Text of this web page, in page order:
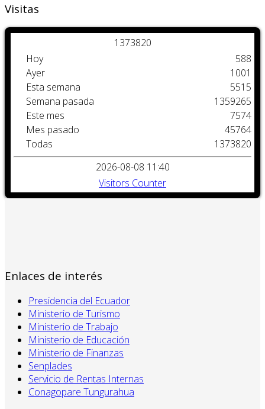
Visitas
1 373820
Hoy
Ayer
Esta semana
Semana pasada
Este mes
Mes pasado
Todas
588
1001
5515
1359265
7574
45764
1373820
2026-08-08 11:40
Visitors Counter
Enlaces de interés
Presidencia del Ecuador
Ministerio de Turismo
Ministerio de Trabajo
Ministerio de Educación
Ministerio de Finanzas
Senplades
Servicio de Rentas Internas
Conagopare Tungurahua